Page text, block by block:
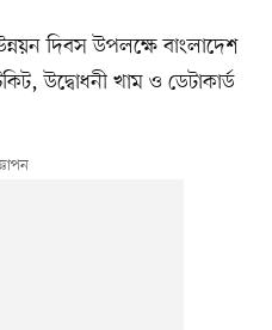
দিবস উপলক্ষে বাংলাদেশ
উদ্বোধনী খাম ও ডেটাকার্ড